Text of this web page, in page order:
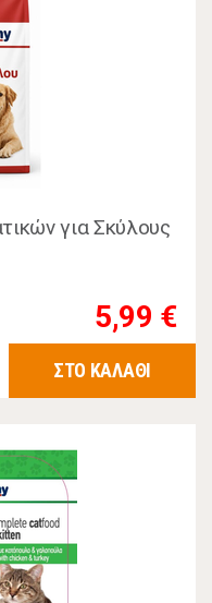
για Σκύλους
5,99 €
ΣΤΟ ΚΑΛΑΘΙ